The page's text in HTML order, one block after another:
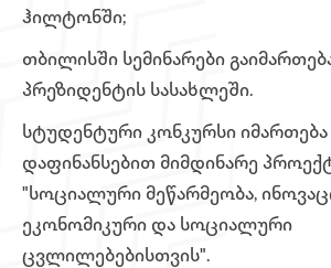
ჰილტონში;
თბილისში სემინარები
პრეზიდენტის სასახლეში.
სტუდენტური კონკურსი იმართება
დაფინანსებით მიმდინარე
"სოციალური მეწარმეობა,
ეკონომიკური და სოციალური
ცვლილებებისთვის".